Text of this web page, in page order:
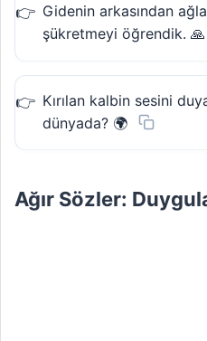
Gidenin arkasından
şükretmeyi öğrendik. 🙏
Kırılan kalbin sesini
dünyada? 🌍
Ağır Sözler: